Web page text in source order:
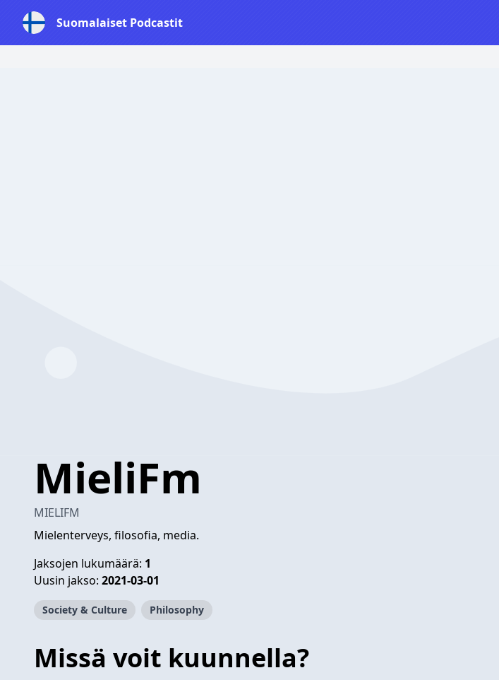
Suomalaiset Podcastit
MieliFm
MIELIFM
Mielenterveys, filosofia, media.
Jaksojen lukumäärä: 1
Uusin jakso: 2021-03-01
Society & Culture Philosophy
Missä voit kuunnella?